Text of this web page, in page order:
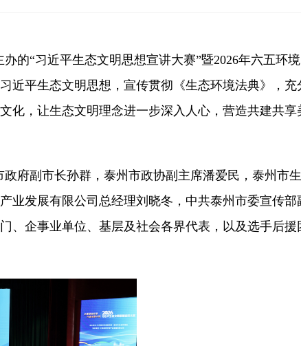
办的“习近平生态文明思想宣讲大赛”暨2026年六五环
近平生态文明思想，宣传贯彻《生态环境法典》，充
化，让生态文明理念进一步深入人心，营造共建共享
府副市长孙群，泰州市政协副主席潘爱民，泰州市
业发展有限公司总经理刘晓冬，中共泰州市委宣传部
、企事业单位、基层及社会各界代表，以及选手后援